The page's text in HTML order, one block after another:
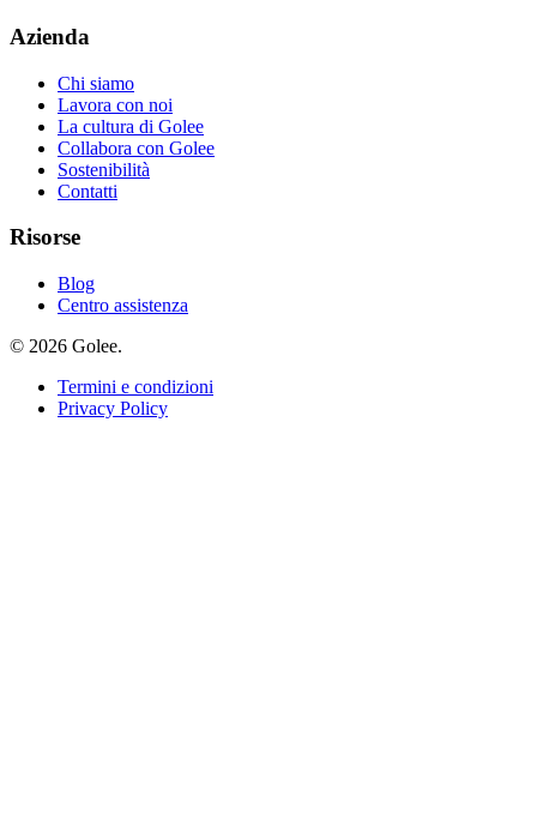
Azienda
Chi siamo
Lavora con noi
La cultura di Golee
Collabora con Golee
Sostenibilità
Contatti
Risorse
Blog
Centro assistenza
© 2026 Golee.
Termini e condizioni
Privacy Policy